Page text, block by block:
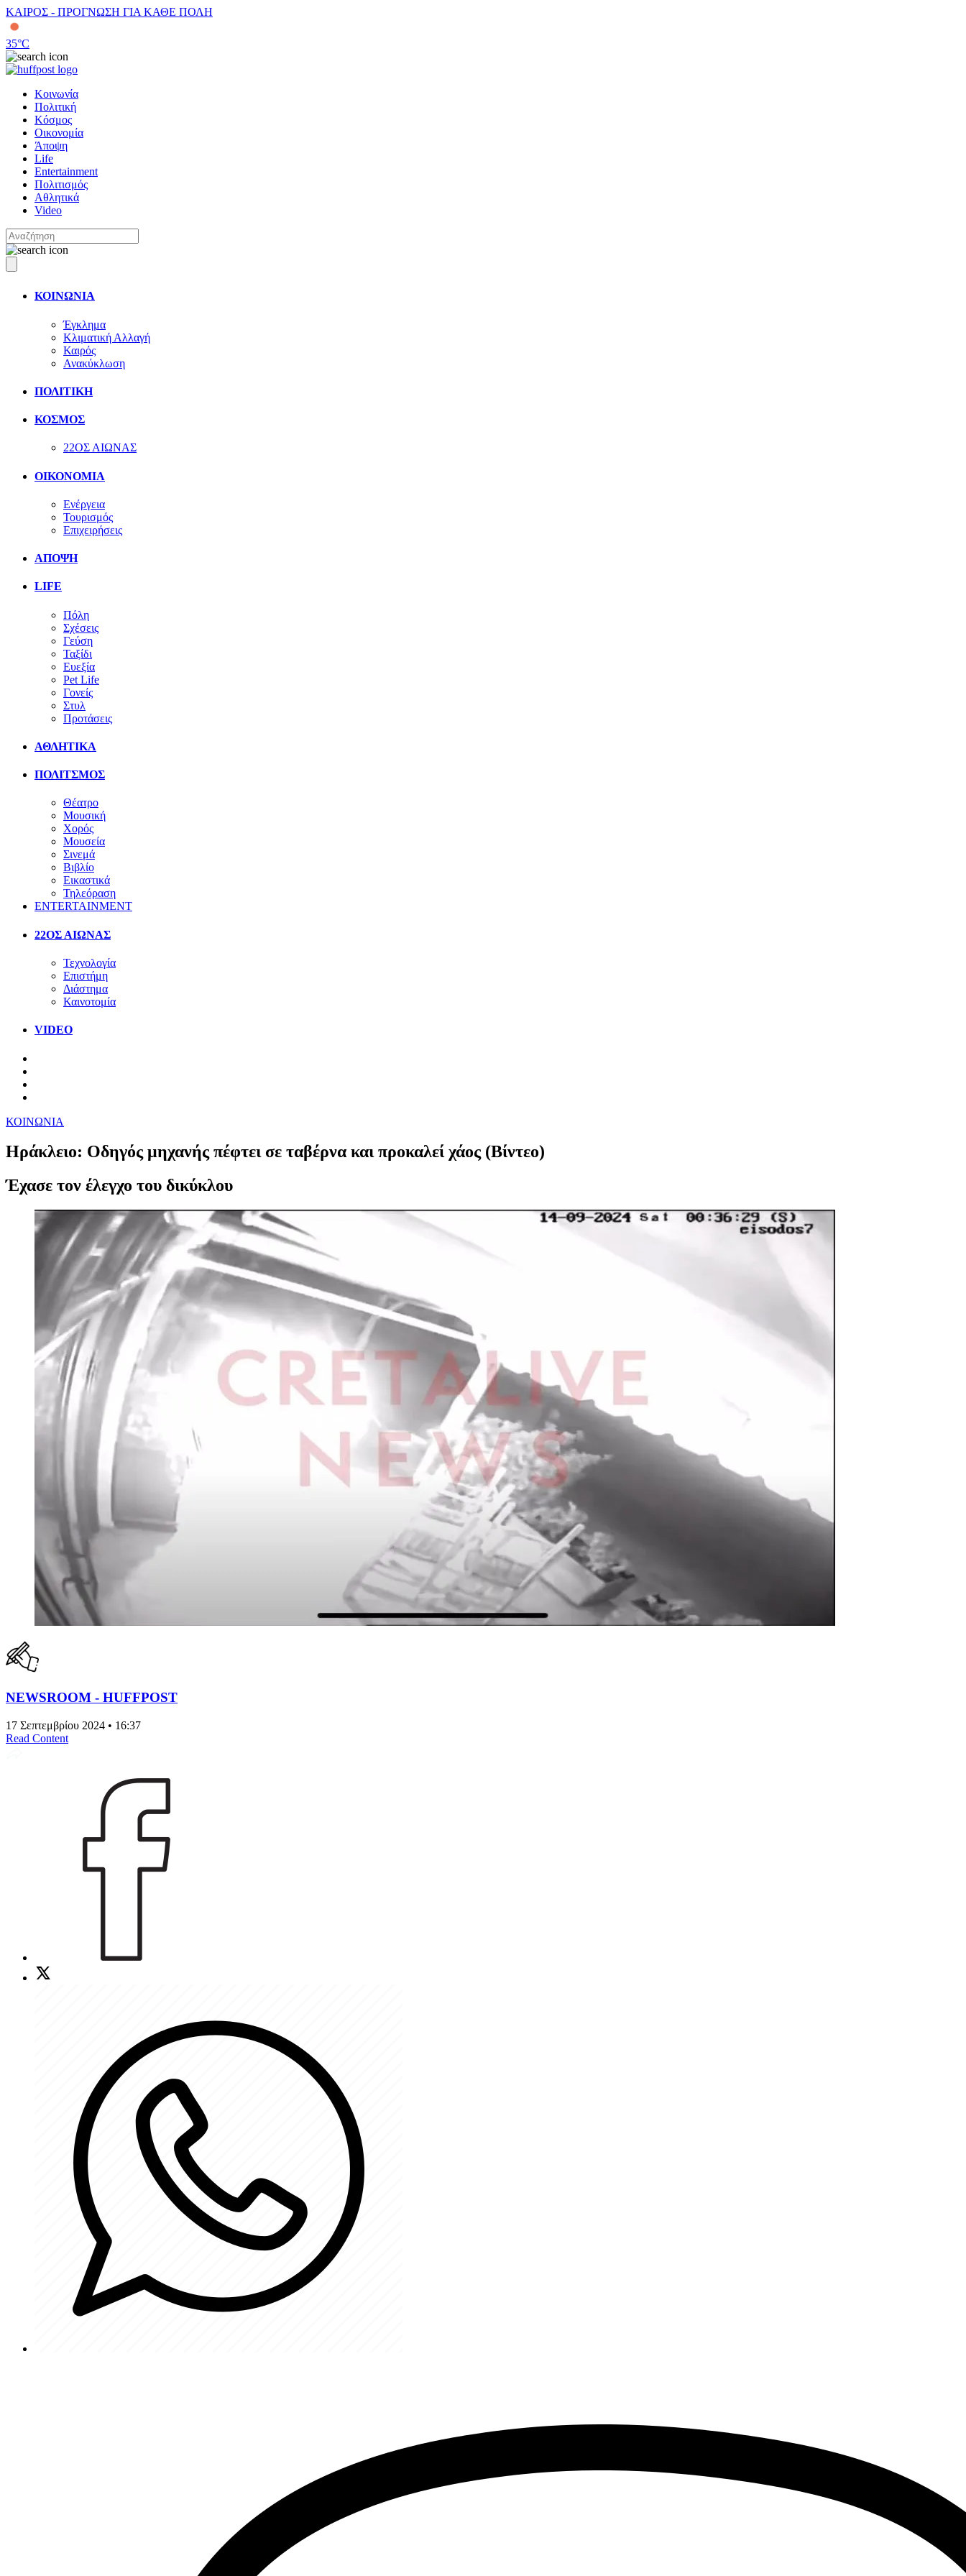
ΚΑΙΡΟΣ - ΠΡΟΓΝΩΣΗ ΓΙΑ ΚΑΘΕ ΠΟΛΗ
35°C
Κοινωνία
Πολιτική
Κόσμος
Οικονομία
Άποψη
Life
Entertainment
Πολιτισμός
Αθλητικά
Video
ΚΟΙΝΩΝΙΑ
Έγκλημα
Κλιματική Αλλαγή
Καιρός
Ανακύκλωση
ΠΟΛΙΤΙΚΗ
ΚΟΣΜΟΣ
22ΟΣ ΑΙΩΝΑΣ
ΟΙΚΟΝΟΜΙΑ
Ενέργεια
Τουρισμός
Επιχειρήσεις
ΑΠΟΨΗ
LIFE
Πόλη
Σχέσεις
Γεύση
Ταξίδι
Ευεξία
Pet Life
Γονείς
Στυλ
Προτάσεις
ΑΘΛΗΤΙΚΑ
ΠΟΛΙΤΣΜΟΣ
Θέατρο
Μουσική
Χορός
Μουσεία
Σινεμά
Βιβλίο
Εικαστικά
Τηλεόραση
ENTERTAINMENT
22ΟΣ ΑΙΩΝΑΣ
Τεχνολογία
Επιστήμη
Διάστημα
Καινοτομία
VIDEO
ΚΟΙΝΩΝΙΑ
Ηράκλειο: Οδηγός μηχανής πέφτει σε ταβέρνα και προκαλεί χάος (Βίντεο)
Έχασε τον έλεγχο του δικύκλου
NEWSROOM - HUFFPOST
17 Σεπτεμβρίου 2024 • 16:37
Read Content